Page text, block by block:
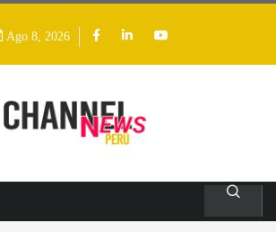
Ago 8, 2026